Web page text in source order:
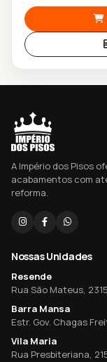
A Império dos Pisos
acabamentos com
reforma.
Nossas Unidades
Resende
Rua São Mateus, 2315
Barra Mansa
Estr. Gov. Chagas
Vila Maria
Rua Presbiteriana,